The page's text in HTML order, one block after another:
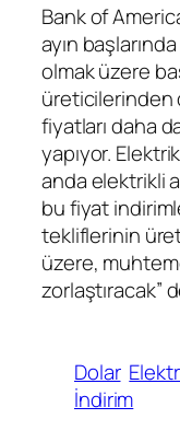
Bank of
ayın
olmak üzere
üreticilerinden
fiyatları daha
yapıyor.
anda elektrikli
bu fiyat
tekliflerinin
üzere,
zorlaştıracak”
Dolar
İndirim